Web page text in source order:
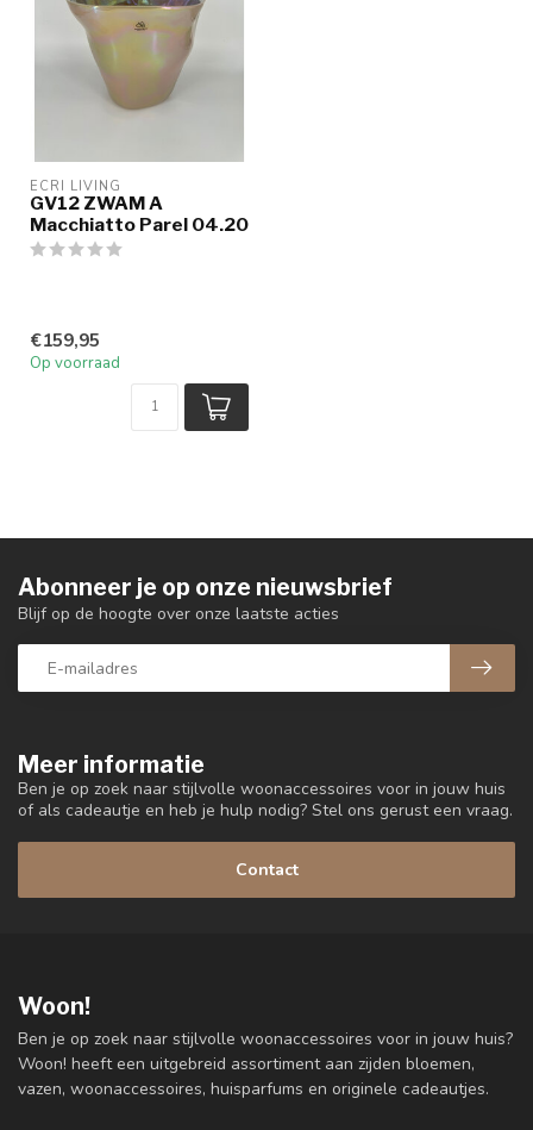
ECRI LIVING
GV12 ZWAM A
Macchiatto Parel 04.20
€159,95
Op voorraad
Meer informatie
Ben je op zoek naar stijlvolle woonaccessoires voor in jouw huis
of als cadeautje en heb je hulp nodig? Stel ons gerust een vraag.
Contact
Abonneer je op onze nieuwsbrief
Blijf op de hoogte over onze laatste acties
Woon!
Ben je op zoek naar stijlvolle woonaccessoires voor in jouw huis?
Woon! heeft een uitgebreid assortiment aan zijden bloemen,
vazen, woonaccessoires, huisparfums en originele cadeautjes.